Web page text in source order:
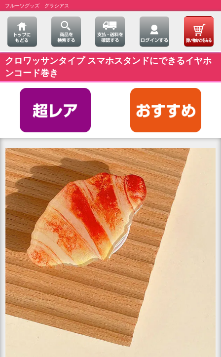
フルーツグッズ グラシアス
クロワッサンタイプ スマホスタンドにできるイヤホ
ンコード巻き